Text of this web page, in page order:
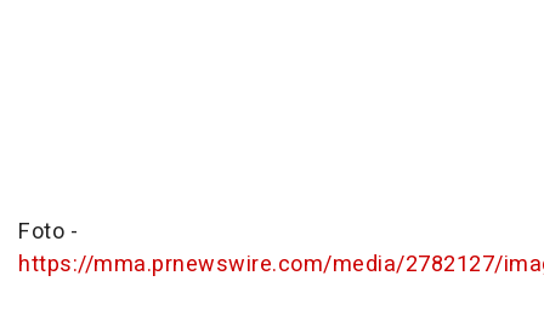
Foto -
https://mma.prnewswire.com/media/2782127/